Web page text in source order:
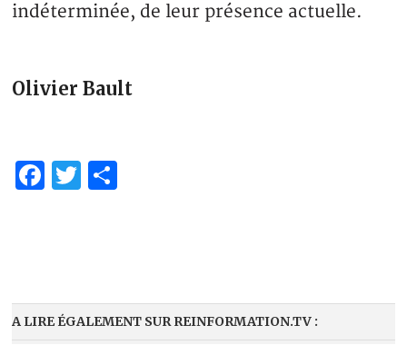
indéterminée, de leur présence actuelle.
Olivier Bault
Facebook
Twitter
A LIRE ÉGALEMENT SUR REINFORMATION.TV :